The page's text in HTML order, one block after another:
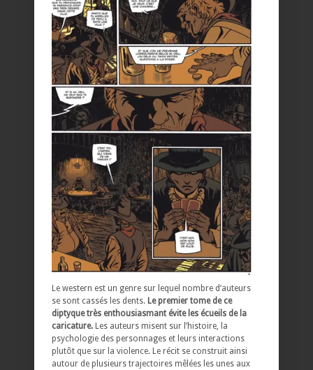
Le western est un genre sur lequel nombre d’auteurs
se sont cassés les dents. Le premier tome de ce
diptyque très enthousiasmant évite les écueils de la
caricature. Les auteurs misent sur l’histoire, la
psychologie des personnages et leurs interactions
plutôt que sur la violence. Le récit se construit ainsi
autour de plusieurs trajectoires mêlées les unes aux